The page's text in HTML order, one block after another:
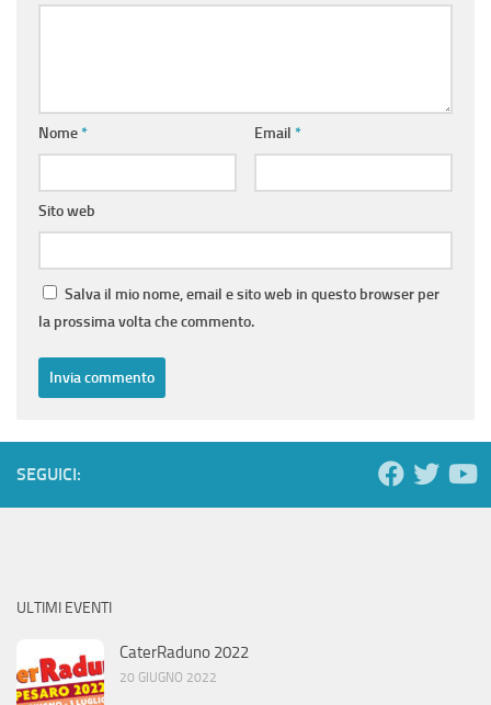
Nome* Email *
Sito web
Salva il mio nome, email e sito web in questo browser per
la prossima volta che commento.
SEGUICI:
ULTIMI EVENTI
CaterRaduno 2022
20 GIUGNO 2022